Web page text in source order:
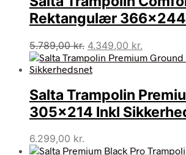
Rektangulær
5.789,00kr. Den
oprindelige
pris
5.789,00 kr..
4.349,00 kr.
aktuelle
4.349,00
Salta Trampolin
305×214 Inkl
6.299,00 kr.